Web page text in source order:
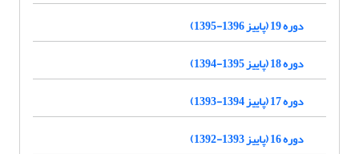
دوره 19 (پاییز 1396-1395)
دوره 18 (پاییز 1395-1394)
دوره 17 (پاییز 1394-1393)
دوره 16 (پاییز 1393-1392)